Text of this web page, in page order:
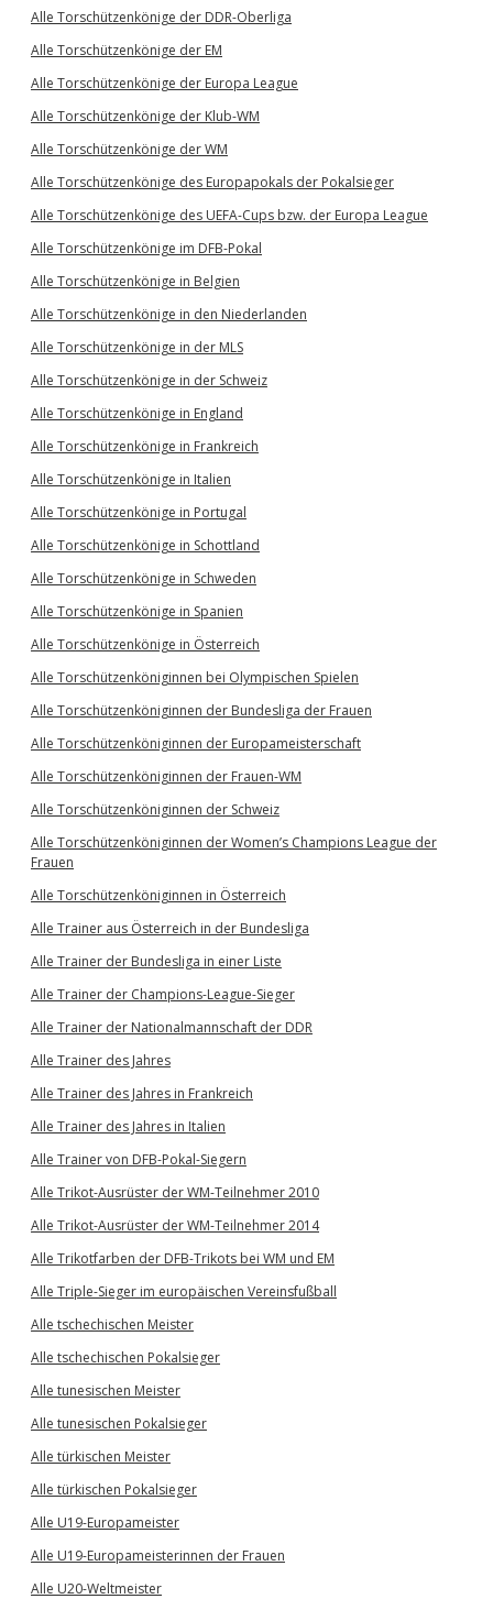
Alle Torschützenkönige der DDR-Oberliga
Alle Torschützenkönige der EM
Alle Torschützenkönige der Europa League
Alle Torschützenkönige der Klub-WM
Alle Torschützenkönige der WM
Alle Torschützenkönige des Europapokals der Pokalsieger
Alle Torschützenkönige des UEFA-Cups bzw. der Europa League
Alle Torschützenkönige im DFB-Pokal
Alle Torschützenkönige in Belgien
Alle Torschützenkönige in den Niederlanden
Alle Torschützenkönige in der MLS
Alle Torschützenkönige in der Schweiz
Alle Torschützenkönige in England
Alle Torschützenkönige in Frankreich
Alle Torschützenkönige in Italien
Alle Torschützenkönige in Portugal
Alle Torschützenkönige in Schottland
Alle Torschützenkönige in Schweden
Alle Torschützenkönige in Spanien
Alle Torschützenkönige in Österreich
Alle Torschützenköniginnen bei Olympischen Spielen
Alle Torschützenköniginnen der Bundesliga der Frauen
Alle Torschützenköniginnen der Europameisterschaft
Alle Torschützenköniginnen der Frauen-WM
Alle Torschützenköniginnen der Schweiz
Alle Torschützenköniginnen der Women’s Champions League der
Frauen
Alle Torschützenköniginnen in Österreich
Alle Trainer aus Österreich in der Bundesliga
Alle Trainer der Bundesliga in einer Liste
Alle Trainer der Champions-League-Sieger
Alle Trainer der Nationalmannschaft der DDR
Alle Trainer des Jahres
Alle Trainer des Jahres in Frankreich
Alle Trainer des Jahres in Italien
Alle Trainer von DFB-Pokal-Siegern
Alle Trikot-Ausrüster der WM-Teilnehmer 2010
Alle Trikot-Ausrüster der WM-Teilnehmer 2014
Alle Trikotfarben der DFB-Trikots bei WM und EM
Alle Triple-Sieger im europäischen Vereinsfußball
Alle tschechischen Meister
Alle tschechischen Pokalsieger
Alle tunesischen Meister
Alle tunesischen Pokalsieger
Alle türkischen Meister
Alle türkischen Pokalsieger
Alle U19-Europameister
Alle U19-Europameisterinnen der Frauen
Alle U20-Weltmeister